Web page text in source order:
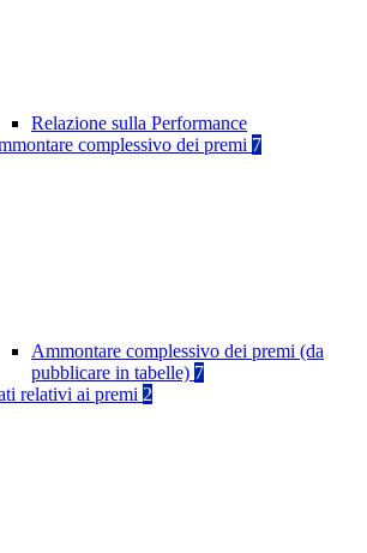
Relazione sulla Performance
complessivo dei premi 7
Ammontare complessivo dei premi (da
pubblicare in tabelle) 7
relativi ai premi 2